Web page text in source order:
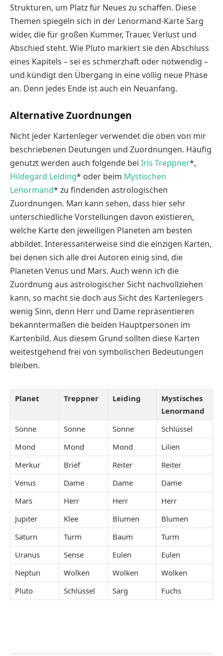
Strukturen, um Platz für Neues zu schaffen. Diese
Themen spiegeln sich in der Lenormand-Karte Sarg
wider, die für großen Kummer, Trauer, Verlust und
Abschied steht. Wie Pluto markiert sie den Abschluss
eines Kapitels – sei es schmerzhaft oder notwendig –
und kündigt den Übergang in eine völlig neue Phase
an. Denn jedes Ende ist auch ein Neuanfang.
Alternative Zuordnungen
Nicht jeder Kartenleger verwendet die oben von mir
beschriebenen Deutungen und Zuordnungen. Häufig
genutzt werden auch folgende bei Iris Treppner*,
Hildegard Leiding* oder beim Mystischen
Lenormand* zu findenden astrologischen
Zuordnungen. Man kann sehen, dass hier sehr
unterschiedliche Vorstellungen davon existieren,
welche Karte den jeweiligen Planeten am besten
abbildet. Interessanterweise sind die einzigen Karten,
bei denen sich alle drei Autoren einig sind, die
Planeten Venus und Mars. Auch wenn ich die
Zuordnung aus astrologischer Sicht nachvollziehen
kann, so macht sie doch aus Sicht des Kartenlegers
wenig Sinn, denn Herr und Dame repräsentieren
bekanntermaßen die beiden Hauptpersonen im
Kartenbild. Aus diesem Grund sollten diese Karten
weitestgehend frei von symbolischen Bedeutungen
bleiben.
Planet Treppner Leiding
Mystisches
Lenormand
Sonne
Sonne Sonne
Schlüssel
Mond
Mond Mond
Lilien
Merkur
Brief Reiter
Reiter
Venus
Dame Dame
Dame
Mars
Herr Herr
Herr
Jupiter
Klee Blumen
Blumen
Saturn
Turm Baum
Turm
Uranus
Sense Eulen
Eulen
Neptun
Wolken Wolken
Wolken
Pluto
Schlüssel Sarg Fuchs